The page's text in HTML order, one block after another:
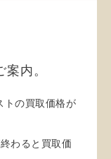
内。
トの買取価格が
わると買取価